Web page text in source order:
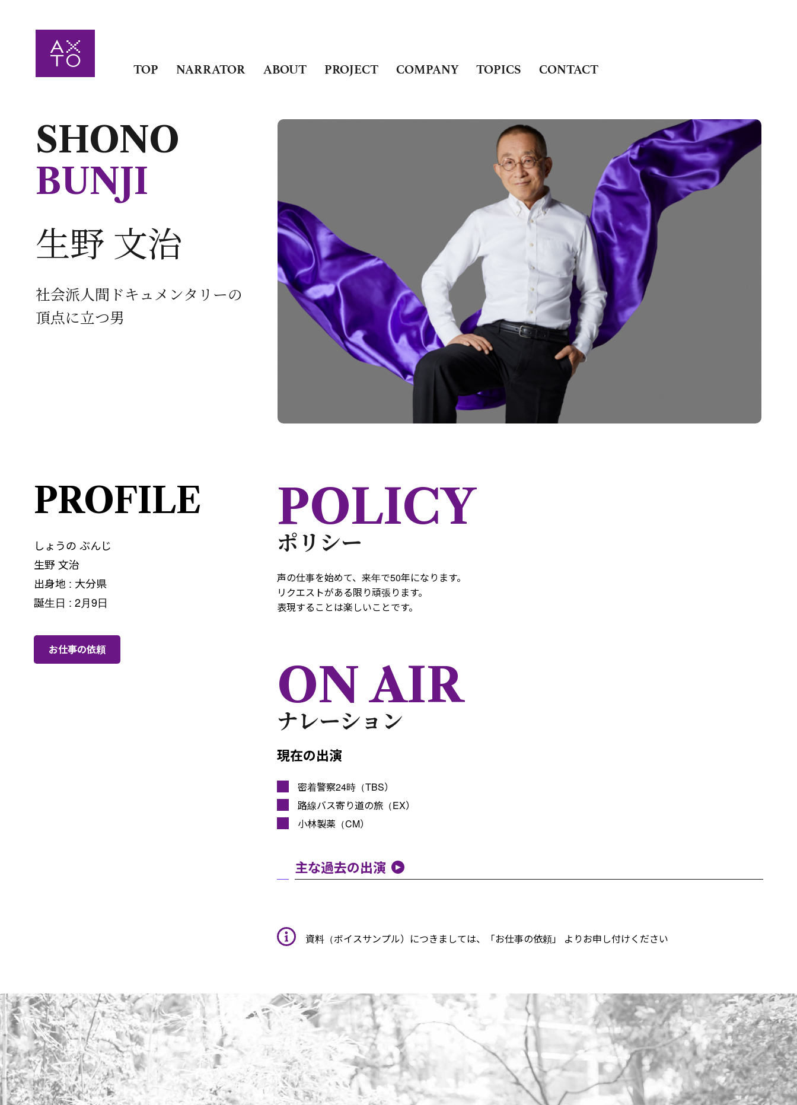
TOP NARRATOR ABOUT PROJECT COMPANY TOPICS CONTACT
SHONO
BUNJI
生野 文治
社会派人間ドキュメンタリーの
頂点に立つ男
PROFILE
しょうの ぶんじ
生野 文治
出身地 : 大分県
誕生日 : 2月9日
お仕事の依頼
POLICY
ポリシー
声の仕事を始めて、来年で50年になります。
リクエストがある限り頑張ります。
表現することは楽しいことです。
ON AIR
ナレーション
現在の出演
密着警察24時（TBS）
路線バス寄り道の旅（EX）
小林製薬（CM）
主な過去の出演
資料（ボイスサンプル）につきましては、 「お仕事の依頼」 よりお申し付けください